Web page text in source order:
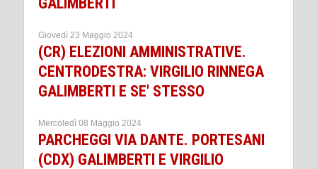
Giovedì 23 Maggio 2024
(CR) ELEZIONI AMMINISTRATIVE.
CENTRODESTRA: VIRGILIO RINNEGA
GALIMBERTI E SE' STESSO
Mercoledì 08 Maggio 2024
PARCHEGGI VIA DANTE. PORTESANI
(CDX) GALIMBERTI E VIRGILIO